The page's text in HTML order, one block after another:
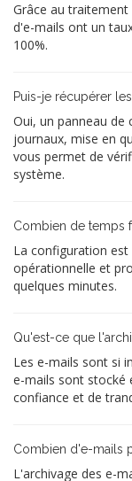
Grâce au
d'e-mails ont un
100%.
Puis-je récupérer
Oui, un panneau de
journaux, mise en
vous permet de
système.
Combien de temps
La configuration
opérationnelle et
quelques minutes.
Qu'est-ce que
Les e-mails sont si
e-mails sont stocké
confiance et de
Combien d'e-mails
L'archivage des e-